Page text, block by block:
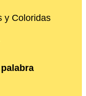
y Coloridas
palabra